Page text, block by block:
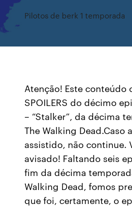
Pilotos de berk 1 temporada
Atenção! Este conteúdo
SPOILERS do décimo
– “Stalker”, da décima
The Walking Dead.Caso
assistido, não continue.
avisado! Faltando seis
fim da décima
Walking Dead, fomos
que foi, certamente, o